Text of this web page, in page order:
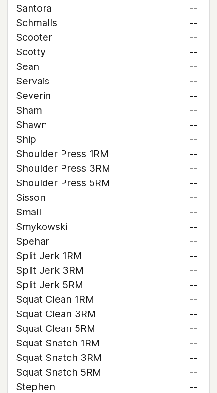
Santora
--
Schmalls
--
Scooter
--
Scotty
--
Sean
--
Servais
--
Severin
--
Sham
--
Shawn
--
Ship
--
Shoulder Press 1RM
--
Shoulder Press 3RM
--
Shoulder Press 5RM
--
Sisson
--
Small
--
Smykowski
--
Spehar
--
Split Jerk 1RM
--
Split Jerk 3RM
--
Split Jerk 5RM
--
Squat Clean 1RM
--
Squat Clean 3RM
--
Squat Clean 5RM
--
Squat Snatch 1RM
--
Squat Snatch 3RM
--
Squat Snatch 5RM
--
Stephen
--